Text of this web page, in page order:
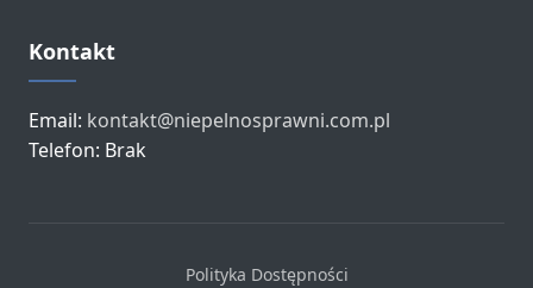
Kontakt
Email: kontakt@niepelnosprawni.com.pl
Telefon: Brak
Polityka Dostępności